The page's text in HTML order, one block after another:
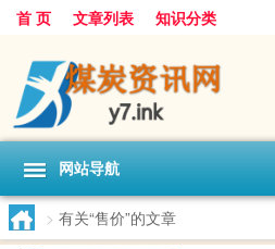
首 页 文章列表 知识分类
网站导航
> 有关“售价”的文章